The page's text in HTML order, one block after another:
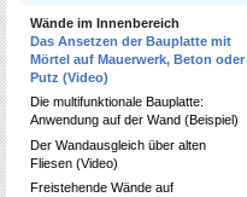
Wände im Innenbereich
Das Ansetzen der Bauplatte mit
Mörtel auf Mauerwerk, Beton oder
Putz (Video)
Die multifunktionale Bauplatte:
Anwendung auf der Wand (Beispiel)
Der Wandausgleich über alten
Fliesen (Video)
Freistehende Wände auf